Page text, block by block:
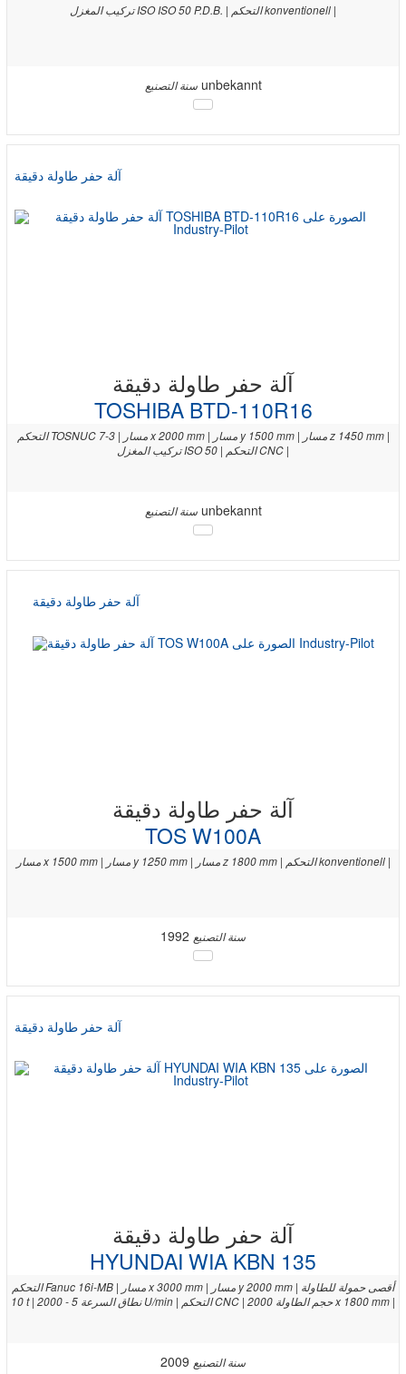
تركيب المغزل ISO ISO 50 P.D.B. | التحكم konventionell |
سنة التصنيعunbekannt
آلة حفر طاولة دقيقة
آلة حفر طاولة دقيقة
TOSHIBA BTD-110R16
التحكم TOSNUC 7-3 | مسار x 2000 mm | مسار y 1500 mm | مسار z 1450 mm |
تركيب المغزل ISO 50 | التحكم CNC |
سنة التصنيعunbekannt
آلة حفر طاولة دقيقة
آلة حفر طاولة دقيقة
TOS W100A
مسار x 1500 mm | مسار y 1250 mm | مسار z 1800 mm | التحكم konventionell |
سنة التصنيع
آلة حفر طاولة دقيقة
آلة حفر طاولة دقيقة
HYUNDAI WIA KBN 135
التحكم Fanuc 16i-MB | مسار x 3000 mm | مسار y 2000 mm | أقصى حمولة للطاولة
10 t | نطاق السرعة 5 - 2000 U/min | التحكم CNC | حجم الطاولة 2000 x 1800 mm |
سنة التصنيع